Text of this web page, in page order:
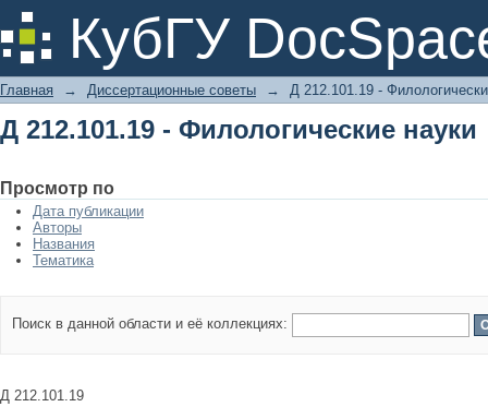
КубГУ
Д 212.101.19 - Филологические науки
Главная → Диссертационные советы → Д 212.101.19 -
Д 212.101.19 - Филологические науки
Просмотр по
Дата публикации
Авторы
Названия
Тематика
Поиск в данной области и её коллекциях:
Д 212.101.19